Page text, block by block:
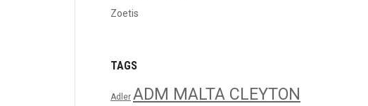
Zoetis
TAGS
Adler ADM MALTA CLEYTON